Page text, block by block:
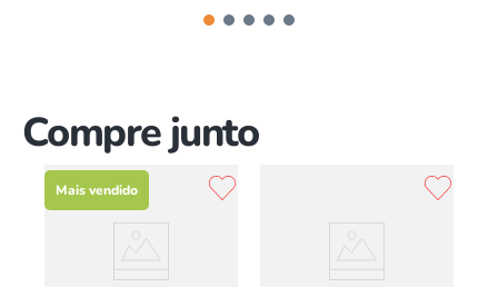
Compre junto
Mais vendido